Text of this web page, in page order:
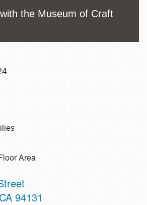
the Museum of Craft
Area
CA 94131